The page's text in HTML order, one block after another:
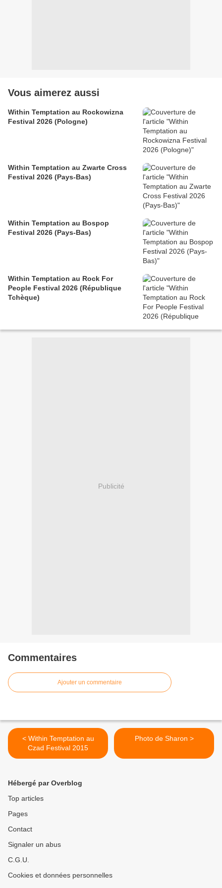
Vous aimerez aussi
Within Temptation au Rockowizna
Festival 2026 (Pologne)
Within Temptation au Zwarte Cross
Festival 2026 (Pays-Bas)
Within Temptation au Bospop
Festival 2026 (Pays-Bas)
Within Temptation au Rock For
People Festival 2026 (République
Tchèque)
Publicité
Commentaires
Ajouter un commentaire
< Within Temptation au
Czad Festival 2015
Photo de Sharon >
Hébergé par Overblog
Top articles
Pages
Contact
Signaler un abus
C.G.U.
Cookies et données personnelles